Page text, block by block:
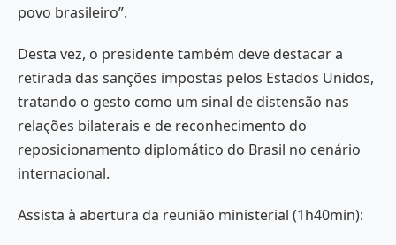
povo brasileiro”.
Desta vez, o presidente também deve destacar a
retirada das sanções impostas pelos Estados Unidos,
tratando o gesto como um sinal de distensão nas
relações bilaterais e de reconhecimento do
reposicionamento diplomático do Brasil no cenário
internacional.
Assista à abertura da reunião ministerial (1h40min):